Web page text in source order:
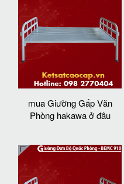
mua Giường Gấp Văn
Phòng hakawa ở đâu